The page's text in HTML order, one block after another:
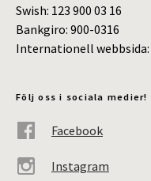
Swish: 123 900 03 16
Bankgiro: 900-0316
Internationell webbsida:
Följ oss i sociala medier!
Facebook
Instagram